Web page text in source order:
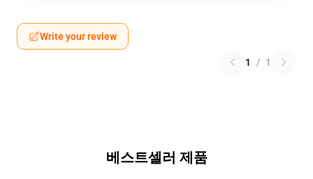
Write your review
1 / 1
베스트셀러 제품